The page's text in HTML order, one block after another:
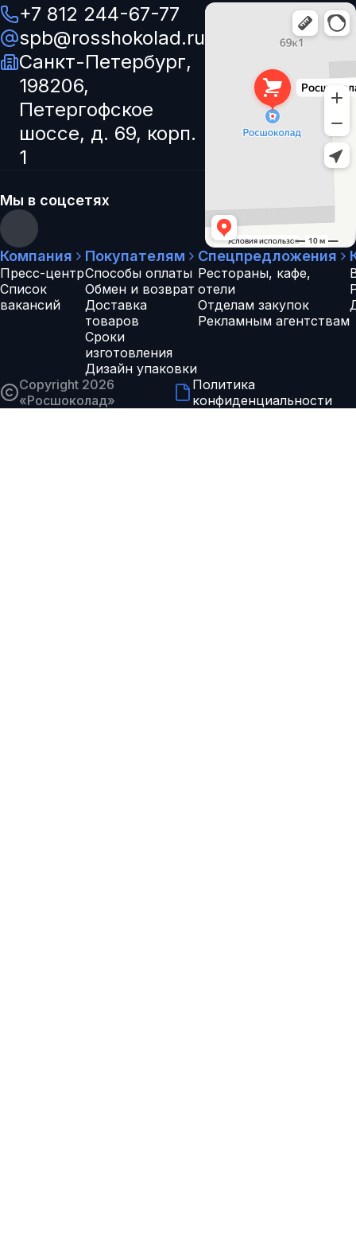
+7 812 244-67-77
spb@rosshokolad.ru
Санкт-Петербург,
198206,
Петергофское
шоссе, д. 69, корп.
1
Мы в соцсетях
Компания
Пресс-центр
Список
вакансий
Покупателям
Способы оплаты
Обмен и возврат
Доставка
товаров
Сроки
изготовления
Дизайн упаковки
Спецпредложения
Рестораны, кафе,
отели
Отделам закупок
Рекламным агентствам
Copyright 2026
«Росшоколад»
Политика
конфиденциальности